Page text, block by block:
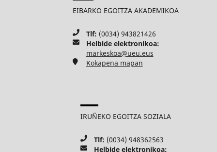
EIBARKO EGOITZA AKADEMIKOA
Tlf: (0034) 943821426
Helbide elektronikoa:
markeskoa@ueu.eus
Kokapena mapan
IRUÑEKO EGOITZA SOZIALA
Tlf: (0034) 948362563
Helbide elektronikoa: